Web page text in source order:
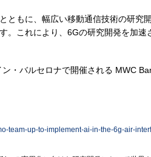
ともに、幅広い移動通信技術の研究
。これにより、6Gの研究開発を加速
・バルセロナで開催される MWC
team-up-to-implement-ai-in-the-6g-air-